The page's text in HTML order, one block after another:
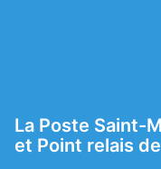
La Poste Saint-
et Point relais